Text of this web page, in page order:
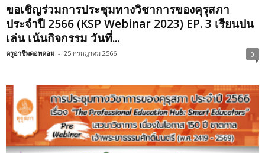
ขอเชิญร่วมการประชุมทางวิชาการของคุรุสภา
ประจำปี 2566 (KSP Webinar 2023) EP. 3 เรียนปน
เล่น เน้นกิจกรรม วันที่...
ครูอาชีพดอทคอม - 25 กรกฎาคม 2566 0